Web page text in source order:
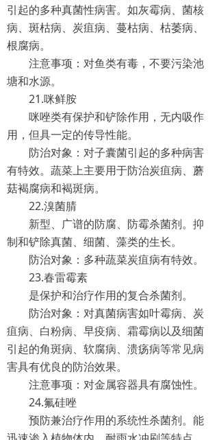
引起的多种真菌性病害。如灰霉病、菌核
病、斑枯病、炭疽病、蔓枯病、枯萎病、
根腐病。
注意事项：对鱼类有毒，不要污染池
塘和水源。
21.咪鲜胺
咪唑类有保护和铲除作用，无内吸作
用，但具一定的传导性能。
防治对象：对子囊菌引起的多种病害
有特效。蔬菜上主要用于防治炭疽病、蘑
菇褐腐病和褐斑病。
22.溴菌腈
新型、广谱的防腐、防霉杀菌剂。抑
制和铲除真菌、细菌、藻类的生长。
防治对象：多种蔬菜炭疽病有特效。
23.春雷霉素
是保护和治疗作用的复合杀菌剂。
防治对象：对真菌病害如叶霉病、炭
疽病、白粉病、早疫病、霜霉病以及细菌
引起的角斑病、软腐病、溃疡病等常见病
害具有优良的防治效果。
注意事项：对金属容器具有腐蚀性。
24.氟硅唑
预防兼治疗作用的系统性杀菌剂。能